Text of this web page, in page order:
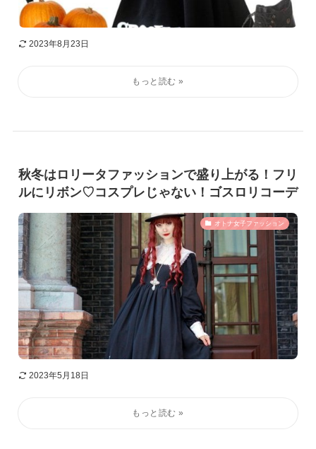
2023年8月23日
秋冬はロリータファッションで盛り上がる！フリ
ルにリボン♡コスプレじゃない！ゴスロリコーデ
オトナ女子ファッション
2023年5月18日